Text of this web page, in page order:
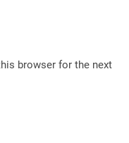
browser for the next